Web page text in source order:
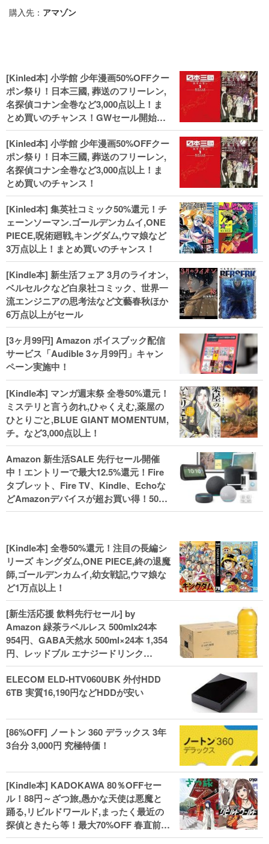
購入先： アマゾン
[Kinled本] 小学館 少年漫画50%OFFクー
ポン祭り！日本三國, 葬送のフリーレン,
名探偵コナン全巻など3,000点以上！ま
とめ買いのチャンス！GWセール開始！
人気コミック多数 カドカワ祭やIT関連本
がセールに！
[Kinled本] 小学館 少年漫画50%OFFクー
ポン祭り！日本三國, 葬送のフリーレン,
名探偵コナン全巻など3,000点以上！ま
とめ買いのチャンス！
[Kinled本] 集英社コミック50%還元！チ
ェーンソーマン.ゴールデンカムイ,ONE
PIECE,呪術廻戦,キングダム,ウマ娘など
3万点以上！まとめ買いのチャンス！
[Kindle本] 新生活フェア 3月のライオン,
ベルセルクなど白泉社コミック、世界一
流エンジニアの思考法など文藝春秋ほか
6万点以上がセール
[3ヶ月99円] Amazon ボイスブック配信
サービス「Audible 3ヶ月99円」キャン
ペーン実施中！
[Kindle本] マンガ週末祭 全巻50%還元！
ミステリと言う勿れ,ひゃくえむ,薬屋の
ひとりごと,BLUE GIANT MOMENTUM,
チ。など3,000点以上！
Amazon 新生活SALE 先行セール開催
中！エントリーで最大12.5%還元！Fire
タブレット、Fire TV、Kindle、Echoな
どAmazonデバイスが超お買い得！50%
還元！Kindle本 新生活フェアなど！
[Kindle本] 全巻50%還元！注目の長編シ
リーズ キングダム,ONE PIECE,終の退魔
師,ゴールデンカムイ,幼女戦記,ウマ娘な
ど1万点以上！
[新生活応援 飲料先行セール] by
Amazon 緑茶ラベルレス 500mlx24本
954円、GABA天然水 500ml×24本 1,354
円、レッドブル エナジードリンク
250mlx24本 3,412円、い･ろ･は･す 2L×8
本 846円など飲料セール
ELECOM ELD-HTV060UBK 外付HDD
6TB 実質16,190円などHDDが安い
[86%OFF] ノートン 360 デラックス 3年
3台分 3,000円 究極特価！
[Kindle本] KADOKAWA 80％OFFセー
ル！88円～ざつ旅,愚かな天使は悪魔と
踊る,リビルドワールド,まったく最近の
探偵ときたら等！最大70%OFF 春直前大
セール開始、実用本・小説などがセー